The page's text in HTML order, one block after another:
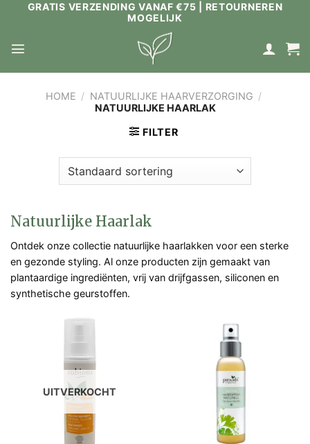
GRATIS VERZENDING VANAF €75 | RETOURNEREN
MOGELIJK
HOME / NATUURLIJKE HAARVERZORGING /
NATUURLIJKE HAARLAK
FILTER
Natuurlijke Haarlak
Ontdek onze collectie natuurlijke haarlakken voor een sterke
en gezonde styling. Al onze producten zijn gemaakt van
plantaardige ingrediënten, vrij van drijfgassen, siliconen en
synthetische geurstoffen.
UITVERKOCHT